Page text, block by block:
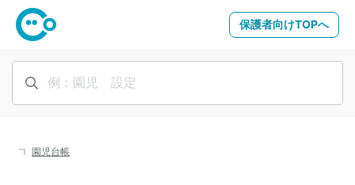
保護者向けTOPへ
園児台帳